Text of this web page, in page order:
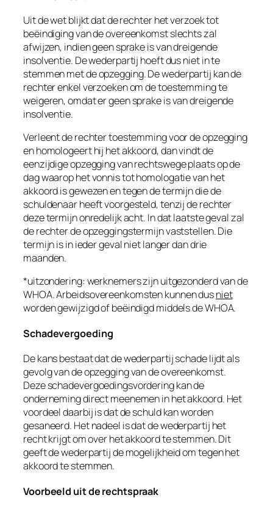
Uit de wet blijkt dat de rechter het verzoek tot
beëindiging van de overeenkomst slechts zal
afwijzen, indien geen sprake is van dreigende
insolventie. De wederpartij hoeft dus niet in te
stemmen met de opzegging. De wederpartij kan de
rechter enkel verzoeken om de toestemming te
weigeren, omdat er geen sprake is van dreigende
insolventie.
Verleent de rechter toestemming voor de opzegging
en homologeert hij het akkoord, dan vindt de
eenzijdige opzegging van rechtswege plaats op de
dag waarop het vonnis tot homologatie van het
akkoord is gewezen en tegen de termijn die de
schuldenaar heeft voorgesteld, tenzij de rechter
deze termijn onredelijk acht. In dat laatste geval zal
de rechter de opzeggingstermijn vaststellen. Die
termijn is in ieder geval niet langer dan drie
maanden.
*uitzondering: werknemers zijn uitgezonderd van de
WHOA. Arbeidsovereenkomsten kunnen dusniet
worden gewijzigd of beëindigd middels de WHOA.
Schadevergoeding
De kans bestaat dat de wederpartij schade lijdt als
gevolg van de opzegging van de overeenkomst.
Deze schadevergoedingsvordering kan de
onderneming direct meenemen in het akkoord. Het
voordeel daarbij is dat de schuld kan worden
gesaneerd. Het nadeel is dat de wederpartij het
recht krijgt om over het akkoord te stemmen. Dit
geeft de wederpartij de mogelijkheid om tegen het
akkoord te stemmen.
Voorbeeld uit de rechtspraak